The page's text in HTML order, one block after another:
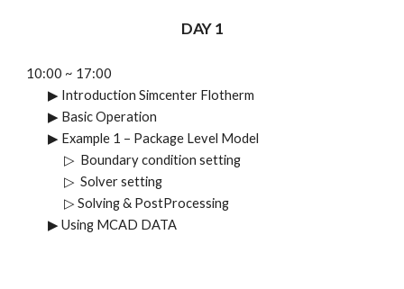
DAY 1
10:00 ~ 17:00
▶ Introduction Simcenter Flotherm
▶ Basic Operation
▶ Example 1 – Package Level Model
▷ Boundary condition setting
▷ Solver setting
▷ Solving & PostProcessing
▶ Using MCAD DATA